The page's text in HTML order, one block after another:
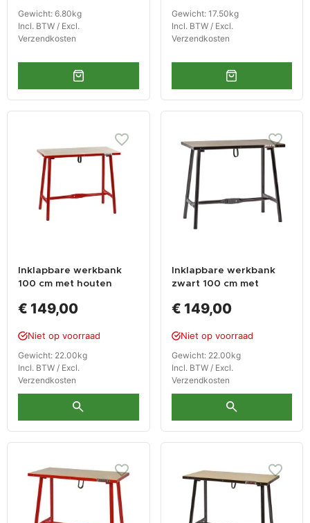
Gewicht: 6.80kg
Incl. BTW / Excl.
Verzendkosten
Gewicht: 17.50kg
Incl. BTW / Excl.
Verzendkosten
Inklapbare werkbank
100 cm met houten
€ 149,00
Niet op voorraad
Gewicht: 22.00kg
Incl. BTW / Excl.
Verzendkosten
Inklapbare werkbank
zwart 100 cm met
€ 149,00
Niet op voorraad
Gewicht: 22.00kg
Incl. BTW / Excl.
Verzendkosten